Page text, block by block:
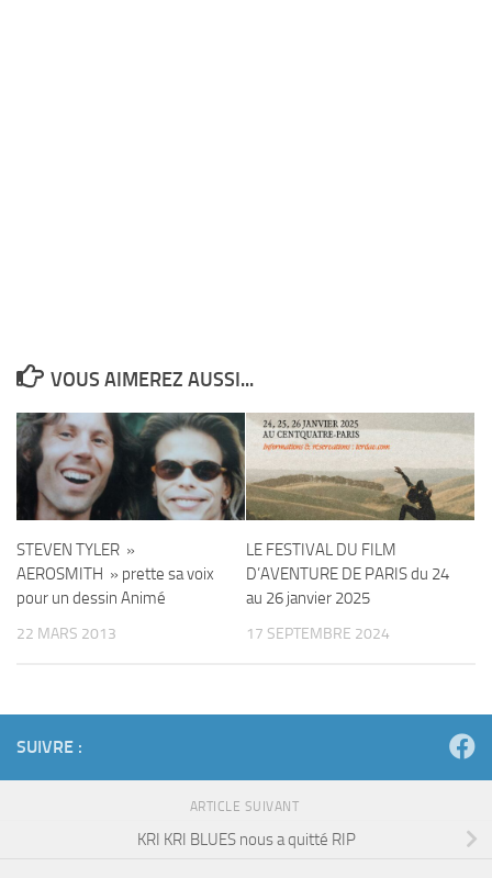
VOUS AIMEREZ AUSSI...
STEVEN TYLER »
AEROSMITH » prette sa voix
pour un dessin Animé
22 MARS 2013
LE FESTIVAL DU FILM
D’AVENTURE DE PARIS du 24
au 26 janvier 2025
17 SEPTEMBRE 2024
SUIVRE :
ARTICLE SUIVANT
KRI KRI BLUES nous a quitté RIP